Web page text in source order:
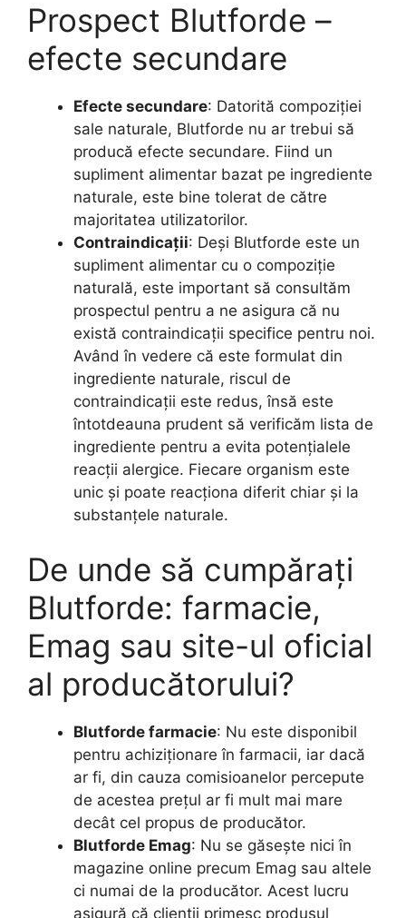
Prospect Blutforde –
efecte secundare
Efecte secundare: Datorită compoziției
sale naturale, Blutforde nu ar trebui să
producă efecte secundare. Fiind un
supliment alimentar bazat pe ingrediente
naturale, este bine tolerat de către
majoritatea utilizatorilor.
Contraindicații: Deși Blutforde este un
supliment alimentar cu o compoziție
naturală, este important să consultăm
prospectul pentru a ne asigura că nu
există contraindicații specifice pentru noi.
Având în vedere că este formulat din
ingrediente naturale, riscul de
contraindicații este redus, însă este
întotdeauna prudent să verificăm lista de
ingrediente pentru a evita potențialele
reacții alergice. Fiecare organism este
unic și poate reacționa diferit chiar și la
substanțele naturale.
De unde să cumpărați
Blutforde: farmacie,
Emag sau site-ul oficial
al producătorului?
Blutforde farmacie: Nu este disponibil
pentru achiziționare în farmacii, iar dacă
ar fi, din cauza comisioanelor percepute
de acestea prețul ar fi mult mai mare
decât cel propus de producător.
Blutforde Emag: Nu se găsește nici în
magazine online precum Emag sau altele
ci numai de la producător. Acest lucru
asigură că clienții primesc produsul